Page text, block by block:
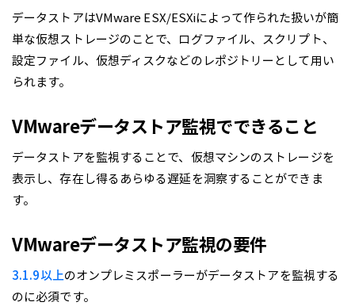
データストアはVMware ESX/ESXiによって作られた扱いが簡
単な仮想ストレージのことで、ログファイル、スクリプト、
設定ファイル、仮想ディスクなどのレポジトリーとして用い
られます。
VMwareデータストア監視でできること
データストアを監視することで、仮想マシンのストレージを
表示し、存在し得るあらゆる遅延を洞察することができま
す。
VMwareデータストア監視の要件
3.1.9以上のオンプレミスポーラーがデータストアを監視する
のに必須です。